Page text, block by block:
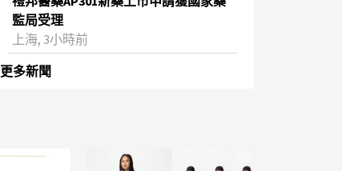
監局受理
上海, 3小時前
更多新聞